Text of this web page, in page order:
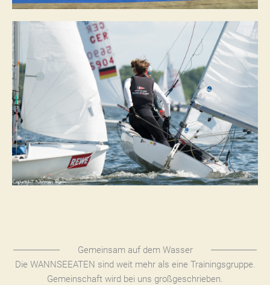
Gemeinsam auf dem Wasser
Die WANNSEEATEN sind weit mehr als eine Trainingsgruppe.
Gemeinschaft wird bei uns großgeschrieben.